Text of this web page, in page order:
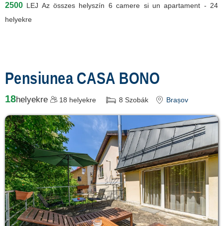
2500 LEJ Az összes helyszín 6 camere si un apartament - 24
helyekre
Pensiunea CASA BONO
18helyekre 18 helyekre 8 Szobák Brașov